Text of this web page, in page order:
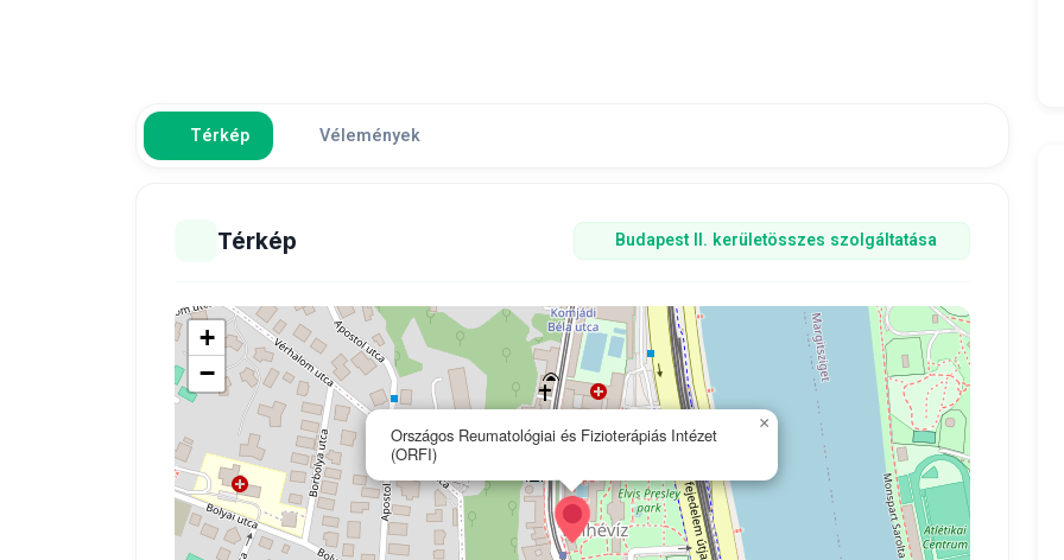
Térkép Vélemények
Térkép Budapest II. kerületösszes szolgáltatása
Országos Reumatológiai és Fizioterápiás Intézet
(ORFI)
×
+
−